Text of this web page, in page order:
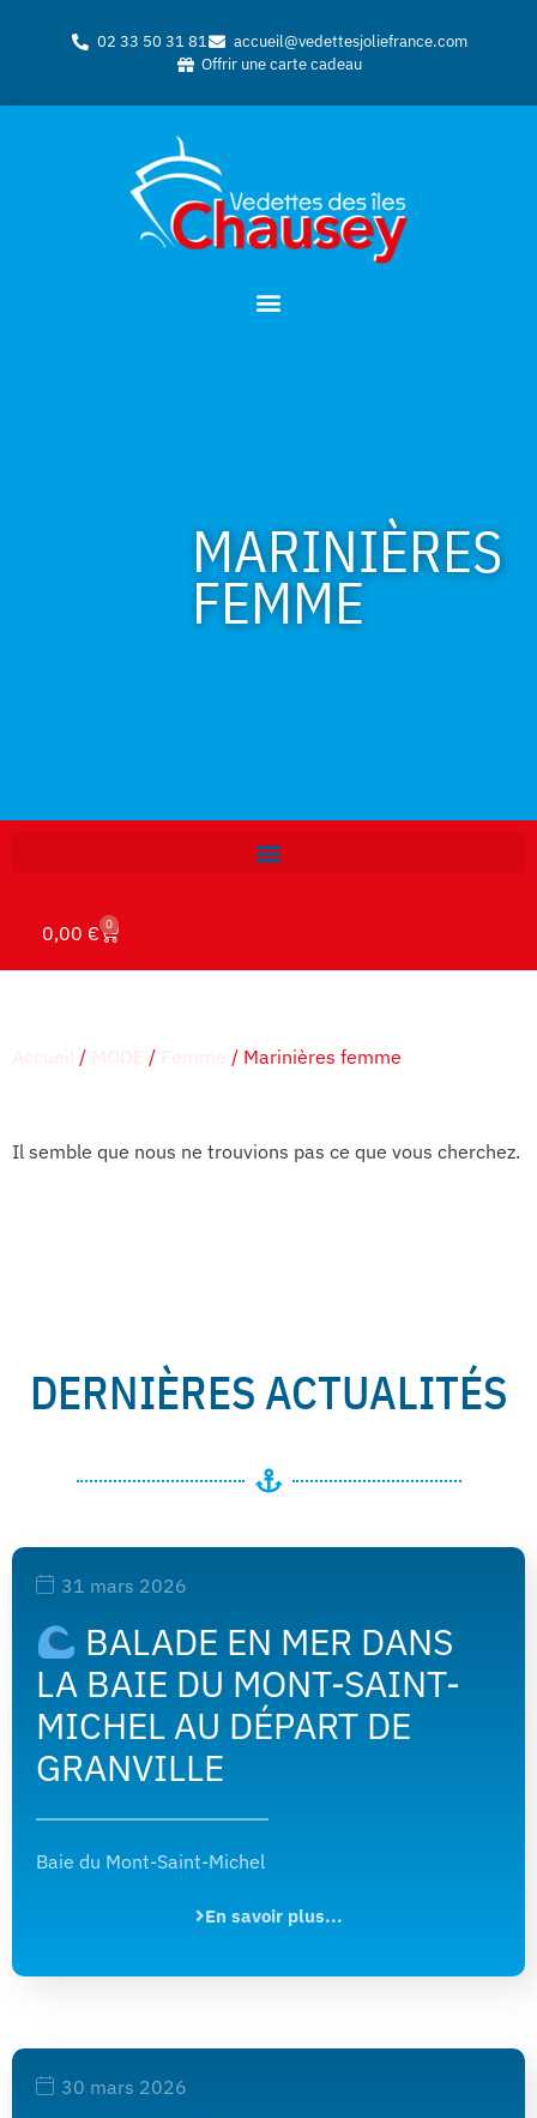
02 33 50 31 81
accueil@vedettesjoliefrance.com
Offrir une carte cadeau
MARINIÈRES
FEMME
0,00 € 0
/ / / Marinières femme
Il semble que nous ne trouvions pas ce que vous cherchez.
DERNIÈRES ACTUALITÉS
31 mars 2026
BALADE EN MER DANS
LA BAIE DU MONT-SAINT-
MICHEL AU DÉPART DE
GRANVILLE
Baie du Mont-Saint-Michel
En savoir plus...
30 mars 2026